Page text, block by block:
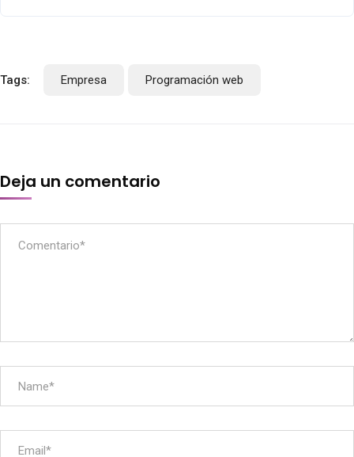
Tags: Empresa Programación web
Deja un comentario